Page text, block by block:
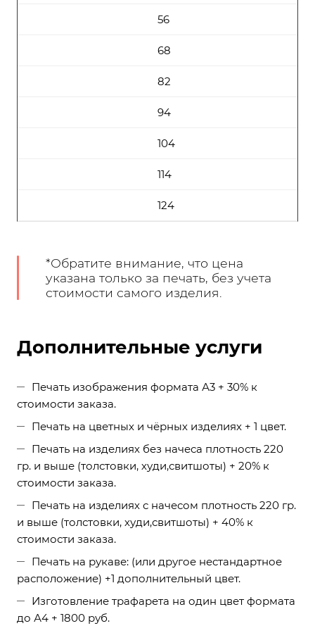
56
68
82
94
104
114
124
*Обратите внимание, что цена
указана только за печать, без учета
стоимости самого изделия.
Дополнительные услуги
Печать изображения формата А3 + 30% к
стоимости заказа.
Печать на цветных и чёрных изделиях + 1 цвет.
Печать на изделиях без начеса плотность 220
гр. и выше (толстовки, худи,свитшоты) + 20% к
стоимости заказа.
Печать на изделиях с начесом плотность 220 гр.
и выше (толстовки, худи,свитшоты) + 40% к
стоимости заказа.
Печать на рукаве: (или другое нестандартное
расположение) +1 дополнительный цвет.
Изготовление трафарета на один цвет формата
до А4 + 1800 руб.